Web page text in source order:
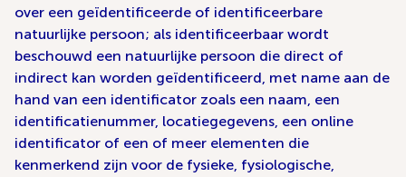
over een geïdentificeerde of identificeerbare
natuurlijke persoon; als identificeerbaar wordt
beschouwd een natuurlijke persoon die direct of
indirect kan worden geïdentificeerd, met name aan de
hand van een identificator zoals een naam, een
identificatienummer, locatiegegevens, een online
identificator of een of meer elementen die
kenmerkend zijn voor de fysieke, fysiologische,